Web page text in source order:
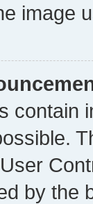
image
contain
by the